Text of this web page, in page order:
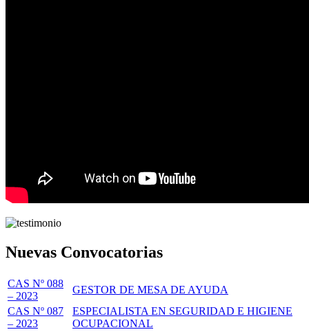
Nuevas Convocatorias
CAS Nº 088
– 2023
GESTOR DE MESA DE AYUDA
CAS Nº 087
– 2023
ESPECIALISTA EN SEGURIDAD E HIGIENE
OCUPACIONAL